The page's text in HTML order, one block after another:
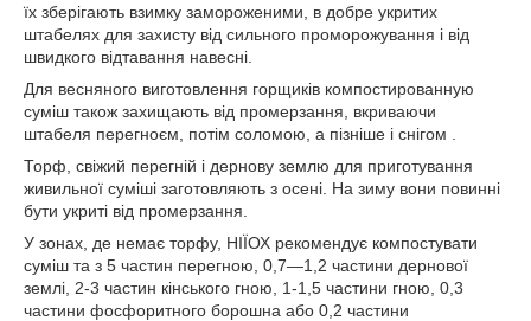
їх зберігають взимку замороженими, в добре укритих
штабелях для захисту від сильного проморожування і від
швидкого відтавання навесні.
Для весняного виготовлення горщиків компостированную
суміш також захищають від промерзання, вкриваючи
штабеля перегноєм, потім соломою, а пізніше і снігом .
Торф, свіжий перегній і дернову землю для приготування
живильної суміші заготовляють з осені. На зиму вони повинні
бути укриті від промерзання.
У зонах, де немає торфу, НІЇОХ рекомендує компостувати
суміш та з 5 частин перегною, 0,7—1,2 частини дернової
землі, 2-3 частин кінського гною, 1-1,5 частини гною, 0,3
частини фосфоритного борошна або 0,2 частини